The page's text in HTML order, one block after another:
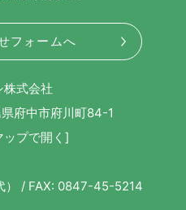
フォームへ
株式会社
府中市府川町84-1
ップで開く]
/ FAX: 0847-45-5214